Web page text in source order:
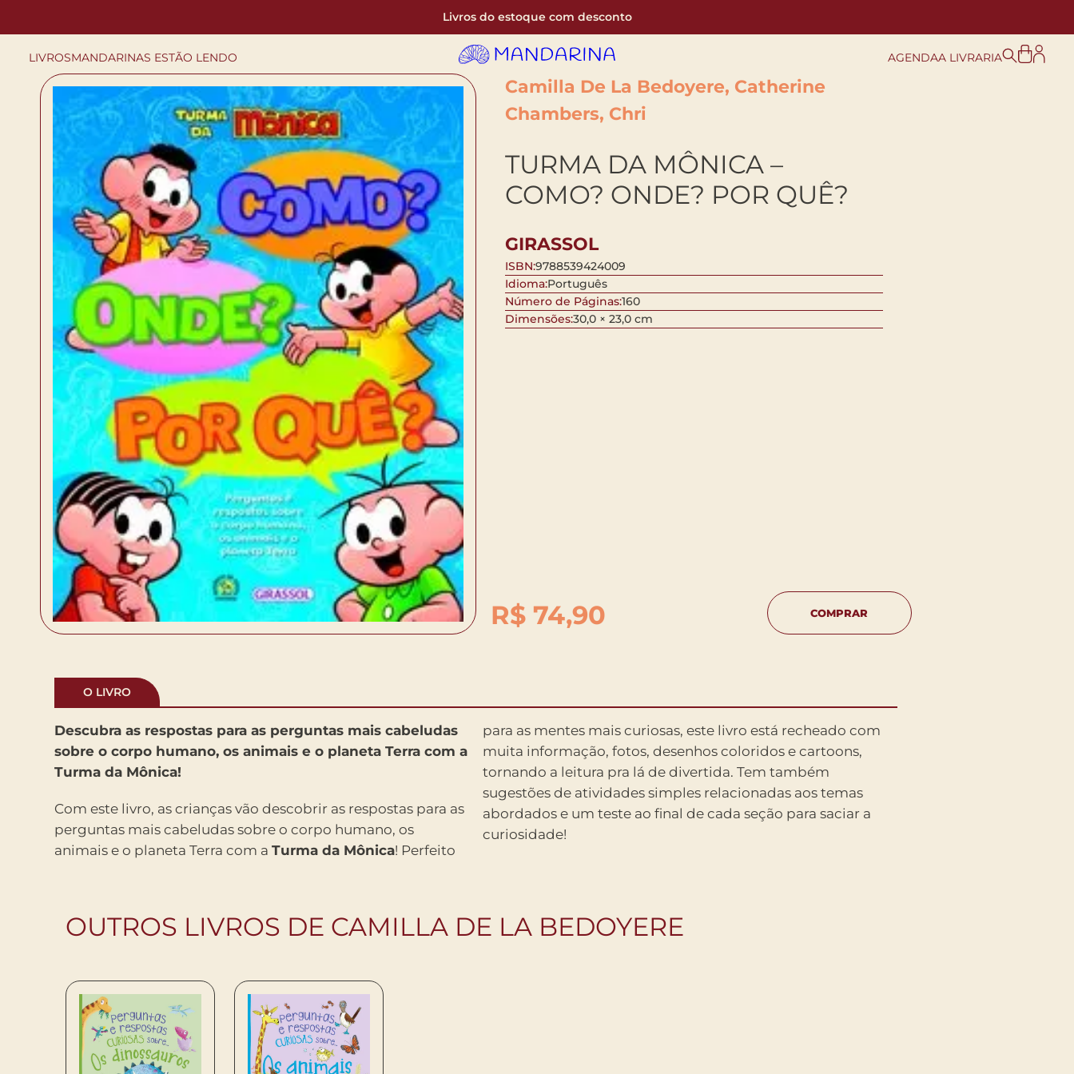
Livros do estoque com desconto
LIVROSMANDARINAS ESTÃO LENDO AGENDAA LIVRARIA
Camilla De La Bedoyere, Catherine
Chambers, Chri
TURMA DA MÔNICA –
COMO? ONDE? POR QUÊ?
GIRASSOL
ISBN:9788539424009
Idioma:Português
Número de Páginas:160
Dimensões:30,0 × 23,0 cm
R$74,90 COMPRAR
O LIVRO
Descubra as respostas para as perguntas mais cabeludas
sobre o corpo humano, os animais e o planeta Terra com a
Turma da Mônica!
Com este livro, as crianças vão descobrir as respostas para as
perguntas mais cabeludas sobre o corpo humano, os
animais e o planeta Terra com a Turma da Mônica! Perfeito
para as mentes mais curiosas, este livro está recheado com
muita informação, fotos, desenhos coloridos e cartoons,
tornando a leitura pra lá de divertida. Tem também
sugestões de atividades simples relacionadas aos temas
abordados e um teste ao final de cada seção para saciar a
curiosidade!
OUTROS LIVROS DE CAMILLA DE LA BEDOYERE